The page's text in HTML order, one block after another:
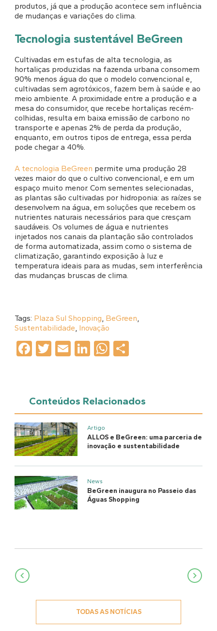
produtos, já que a produção acontece sem influência
de mudanças e variações do clima.
Tecnologia sustentável BeGreen
Cultivadas em estufas de alta tecnologia, as
hortaliças produzidas na fazenda urbana consomem
90% menos água do que o modelo convencional e,
cultivadas sem agrotóxicos, fazem bem à saúde e ao
meio ambiente. A proximidade entre a produção e a
mesa do consumidor, que recebe hortaliças recém-
colhidas, resulta em baixa emissão de carbono no
transporte e apenas 2% de perda da produção,
enquanto, em outros tipos de entrega, essa perda
pode chegar a 40%.
A tecnologia BeGreen permite uma produção 28
vezes maior do que o cultivo convencional, e em um
espaço muito menor. Com sementes selecionadas,
as plantas são cultivadas por hidroponia: as raízes se
desenvolvem na água, em soluções que recebem os
nutrientes naturais necessários para que cresçam
saudáveis. Os volumes de água e nutrientes
injetados nos canais da plantação são controlados
de forma automatizada, assim como o sistema de
climatização, garantindo exposição à luz e
temperatura ideais para as mudas, sem interferência
das mudanças bruscas de clima.
Tags: Plaza Sul Shopping, BeGreen,
Sustentabilidade, Inovação
Facebook
Twitter
EmailLinkedIn
WhatsApp
Conteúdos Relacionados
Artigo
ALLOS e BeGreen: uma parceria de
inovação e sustentabilidade
News
BeGreen inaugura no Passeio das
Águas Shopping
Navegação
TODAS AS NOTÍCIAS